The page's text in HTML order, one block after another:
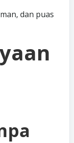
dan puas